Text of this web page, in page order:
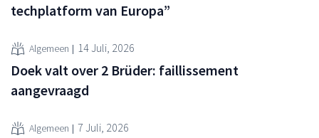
techplatform van Europa”
Algemeen 14 Juli, 2026
Doek valt over 2 Brüder: faillissement
aangevraagd
Algemeen 7 Juli, 2026